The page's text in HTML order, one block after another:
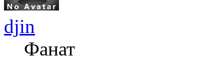
djin
Фанат